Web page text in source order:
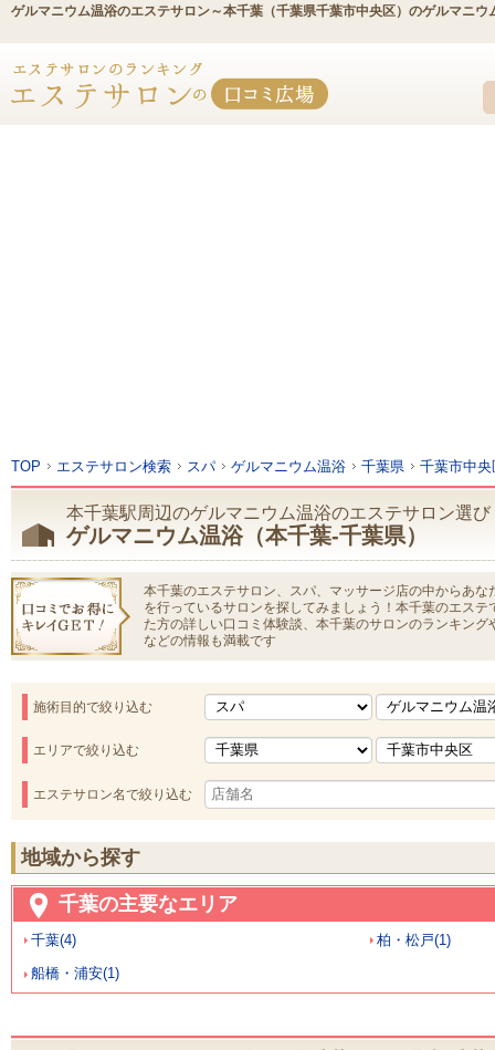
ゲルマニウム温浴のエステサロン～本千葉（千葉県千葉市中央区）のゲルマニ
TOP エステサロン検索 スパ ゲルマニウム温浴 千葉県 千葉市中央
本千葉駅周辺のゲルマニウム温浴のエステサロン選び
ゲルマニウム温浴（本千葉-千葉県）
本千葉のエステサロン、スパ、マッサージ店の中からあ
を行っているサロンを探してみましょう！本千葉のエス
た方の詳しい口コミ体験談、本千葉のサロンのランキン
などの情報も満載です
施術目的で絞り込む
エリアで絞り込む
エステサロン名で絞り込む
地域から探す
千葉の主要なエリア
千葉(4) 柏・松戸(1)
船橋・浦安(1)